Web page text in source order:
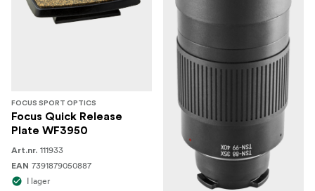
FOCUS SPORT OPTICS
Focus Quick Release
Plate WF3950
Art.nr. 111933
EAN 7391879050887
I lager